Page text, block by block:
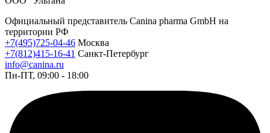
Официальный представитель Canina pharma GmbH на
территории РФ
+7(495)725-04-46 Москва
+7(812)415-16-41 Санкт-Петербург
info@canina.ru
Пн-ПТ, 09:00 - 18:00